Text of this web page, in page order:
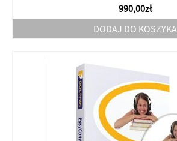
990,00zł
DODAJ DO KOSZYKA